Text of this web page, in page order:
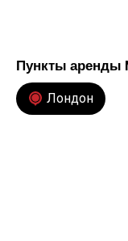
Пункты аренды
Лондон